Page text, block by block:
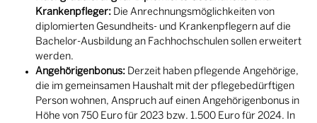
Krankenpfleger: Die Anrechnungsmöglichkeiten von
diplomierten Gesundheits- und Krankenpflegern auf die
Bachelor-Ausbildung an Fachhochschulen sollen erweitert
werden.
Angehörigenbonus: Derzeit haben pflegende Angehörige,
die im gemeinsamen Haushalt mit der pflegebedürftigen
Person wohnen, Anspruch auf einen Angehörigenbonus in
Höhe von 750 Euro für 2023 bzw. 1.500 Euro für 2024. In